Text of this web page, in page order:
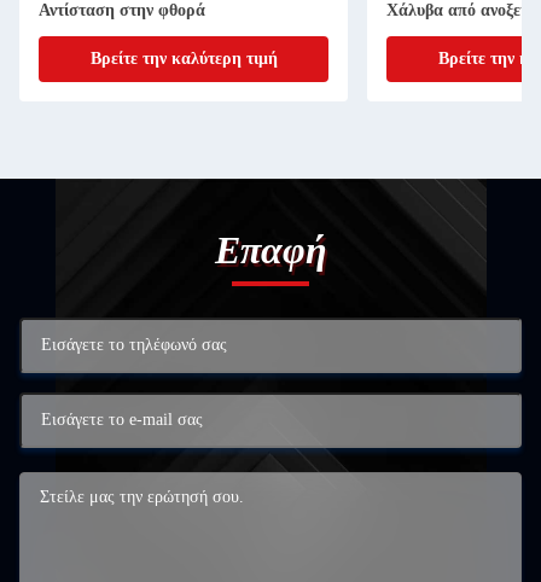
Αντίσταση στην φθορά
Βρείτε την καλύτερη τιμή
Χάλυβα από
Χάλυβα από
Χάλυβα απόΒρείτε την
Επαφή